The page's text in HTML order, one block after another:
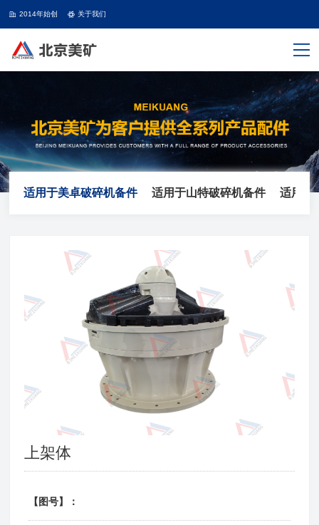
2014年始创 关于我们
适用于美卓破碎机备件 适用于山特破碎机备件 适用于
上架体
【图号】：